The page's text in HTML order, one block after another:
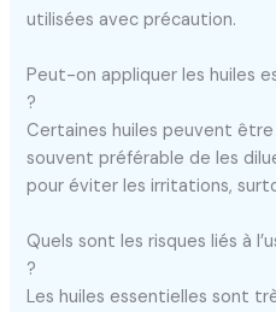
utilisées avec précaution.
Peut-on appliquer les huiles
?
Certaines huiles peuvent
souvent préférable de les
pour éviter les irritations,
Quels sont les risques liés à
?
Les huiles essentielles sont